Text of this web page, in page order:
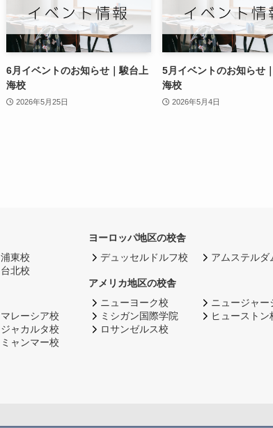
6月イベントのお知らせ｜駿台上
海校
2026年5月25日
5月イベントのお知らせ
海校
2026年5月4日
浦東校
台北校
マレーシア校
ジャカルタ校
ミャンマー校
ヨーロッパ地区の校舎
デュッセルドルフ校
アムステルダ
アメリカ地区の校舎
ニューヨーク校
ミシガン国際学院
ロサンゼルス校
ニュージャー
ヒューストン